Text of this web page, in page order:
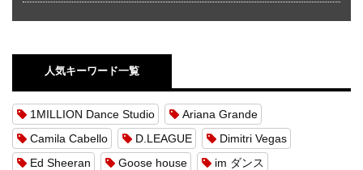
人気キーワード一覧
1MILLION Dance Studio
Ariana Grande
Camila Cabello
D.LEAGUE
Dimitri Vegas
Ed Sheeran
Goose house
im ダンス